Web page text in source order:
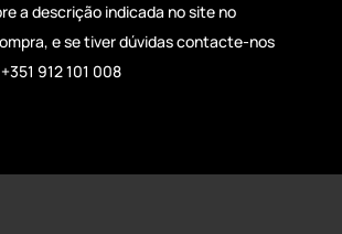
a descrição indicada no site no
e se tiver dúvidas contacte-nos
912 101 008